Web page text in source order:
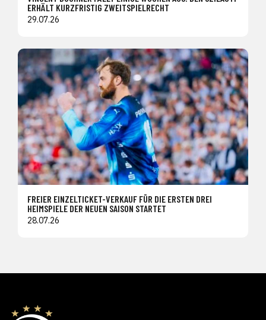
ERHÄLT KURZFRISTIG ZWEITSPIELRECHT
29.07.26
FREIER EINZELTICKET-VERKAUF FÜR DIE ERSTEN DREI
HEIMSPIELE DER NEUEN SAISON STARTET
28.07.26